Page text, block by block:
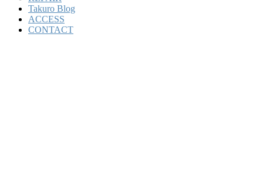
Takuro Blog
ACCESS
CONTACT